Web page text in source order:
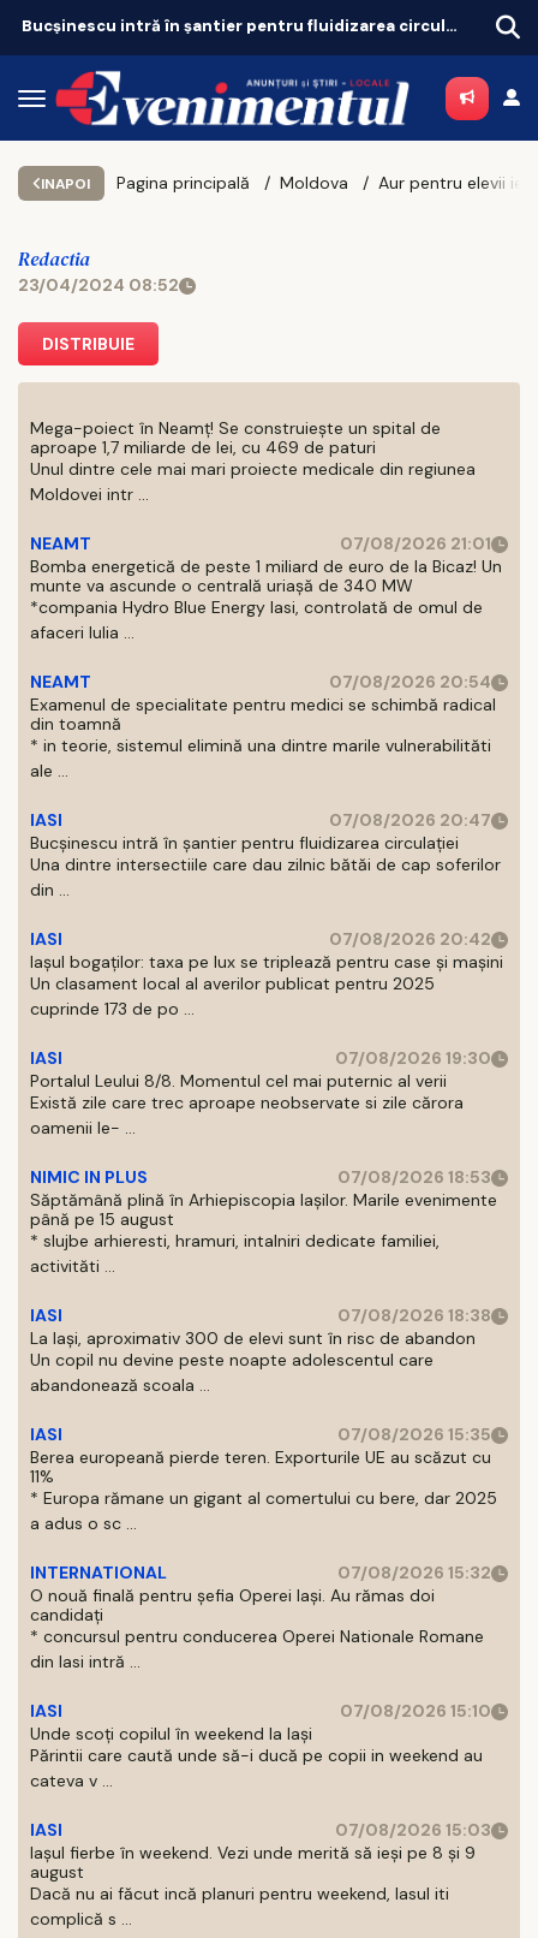
Bucșinescu intră în șantier pentru fluidizarea circulației
INAPOI Pagina principală Moldova Aur pentru elevii
Redactia
23/04/2024 08:52
DISTRIBUIE
Mega-poiect în Neamț! Se construiește un spital de
aproape 1,7 miliarde de lei, cu 469 de paturi
Unul dintre cele mai mari proiecte medicale din regiunea
Moldovei intr ...
NEAMT
07/08/2026 21:01
Bomba energetică de peste 1 miliard de euro de la Bicaz! Un
munte va ascunde o centrală uriașă de 340 MW
*compania Hydro Blue Energy Iasi, controlată de omul de
afaceri Iulia ...
NEAMT
07/08/2026 20:54
Examenul de specialitate pentru medici se schimbă radical
din toamnă
* in teorie, sistemul elimină una dintre marile vulnerabilităti
ale ...
IASI
07/08/2026 20:47
Bucșinescu intră în șantier pentru fluidizarea circulației
Una dintre intersectiile care dau zilnic bătăi de cap soferilor
din ...
IASI
07/08/2026 20:42
Iașul bogaților: taxa pe lux se triplează pentru case și mașini
Un clasament local al averilor publicat pentru 2025
cuprinde 173 de po ...
IASI
07/08/2026 19:30
Portalul Leului 8/8. Momentul cel mai puternic al verii
Există zile care trec aproape neobservate si zile cărora
oamenii le- ...
NIMIC IN PLUS
07/08/2026 18:53
Săptămână plină în Arhiepiscopia Iașilor. Marile evenimente
până pe 15 august
* slujbe arhieresti, hramuri, intalniri dedicate familiei,
activităti ...
IASI
07/08/2026 18:38
La Iași, aproximativ 300 de elevi sunt în risc de abandon
Un copil nu devine peste noapte adolescentul care
abandonează scoala ...
IASI
07/08/2026 15:35
Berea europeană pierde teren. Exporturile UE au scăzut cu
11%
* Europa rămane un gigant al comertului cu bere, dar 2025
a adus o sc ...
INTERNATIONAL
07/08/2026 15:32
O nouă finală pentru șefia Operei Iași. Au rămas doi
candidați
* concursul pentru conducerea Operei Nationale Romane
din Iasi intră ...
IASI
07/08/2026 15:10
Unde scoți copilul în weekend la Iași
Părintii care caută unde să-i ducă pe copii in weekend au
cateva v ...
IASI
07/08/2026 15:03
Iașul fierbe în weekend. Vezi unde merită să ieși pe 8 și 9
august
Dacă nu ai făcut incă planuri pentru weekend, Iasul iti
complică s ...